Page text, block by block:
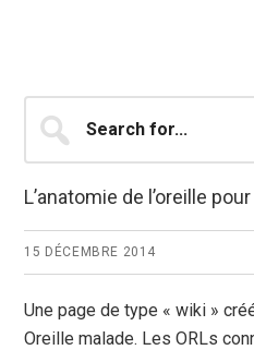
Barre
latérale
principale
for...
L’anatomie de l’oreille
15 DÉCEMBRE 2014
Une page de type « wiki »
Oreille malade. Les ORLs